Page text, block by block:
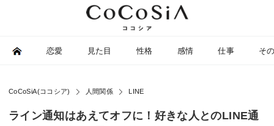
恋愛 見た目 性格 感情 仕事 そ
CoCoSiA(ココシア) 人間関係 LINE
ライン通知はあえてオフに！好きな人とのLINE通